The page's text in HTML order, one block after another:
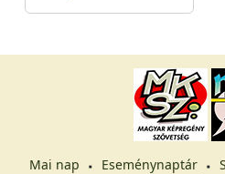
Mai nap Eseménynaptár